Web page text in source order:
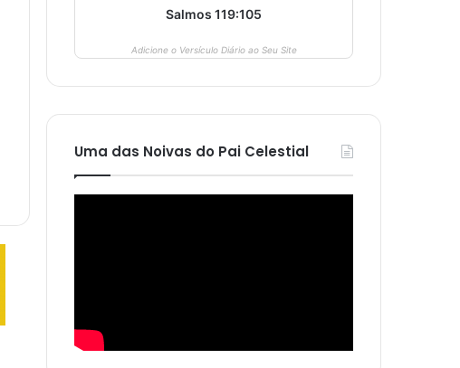
Salmos 119:105
Adicione o Versículo Diário ao Seu Site
Uma das Noivas do Pai Celestial